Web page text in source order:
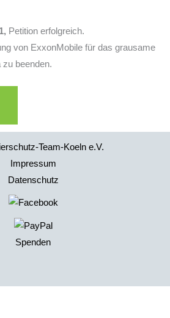
Petition erfolgreich.
von ExxonMobile für das grausame
zu beenden.
Team-Koeln e.V.
Impressum
Datenschutz
Spenden